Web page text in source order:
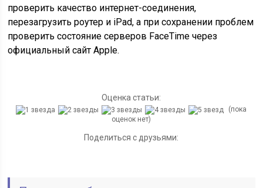
проверить качество интернет-соединения,
перезагрузить роутер и iPad, а при сохранении проблем
проверить состояние серверов FaceTime через
официальный сайт Apple.
Оценка статьи:
(пока
оценок нет)
Поделиться с друзьями: